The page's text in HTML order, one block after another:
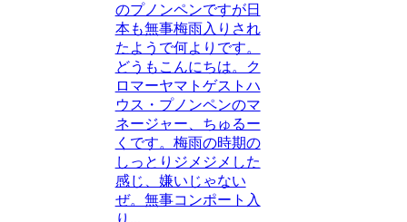
のプノンペンですが日
本も無事梅雨入りされ
たようで何よりです。
どうもこんにちは。ク
ロマーヤマトゲストハ
ウス・プノンペンのマ
ネージャー、ちゅるー
くです。梅雨の時期の
しっとりジメジメした
感じ、嫌いじゃない
ぜ。無事コンポート入
り...